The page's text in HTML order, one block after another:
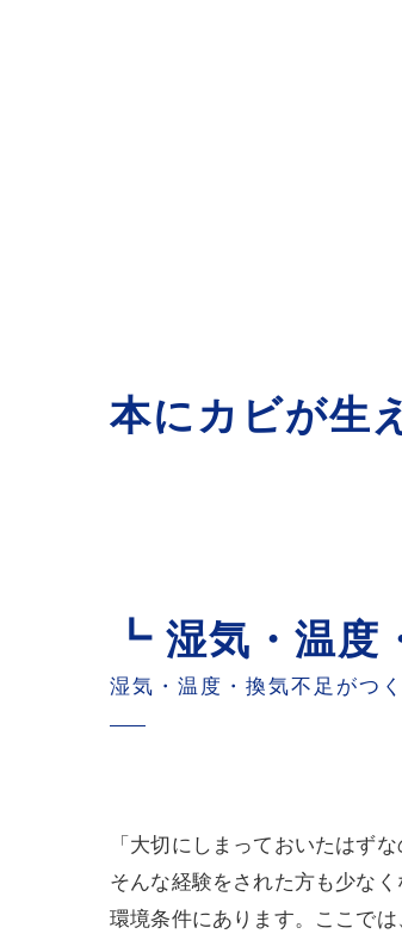
本にカビが生
┗ 湿気・温度
湿気・温度・換気不足がつ
「大切にしまっておいたはず
そんな経験をされた方も少な
環境条件にあります。ここでは